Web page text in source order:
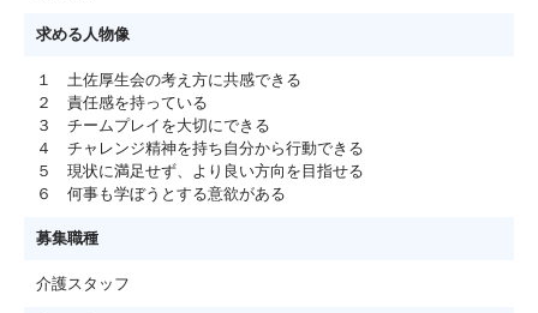
求める人物像
１ 土佐厚生会の考え方に共感できる
２ 責任感を持っている
３ チームプレイを大切にできる
４ チャレンジ精神を持ち自分から行動できる
５ 現状に満足せず、より良い方向を目指せる
６ 何事も学ぼうとする意欲がある
募集職種
介護スタッフ